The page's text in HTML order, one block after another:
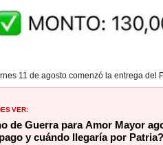
11 de agosto comenzó la entrega del
VER:
de Guerra para Amor Mayor
y cuándo llegaría por Patria?